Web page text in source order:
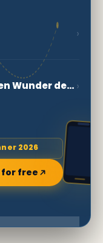
›
Entdecke die verborgenen Wunder des Columbus Parks ›
2026
for free